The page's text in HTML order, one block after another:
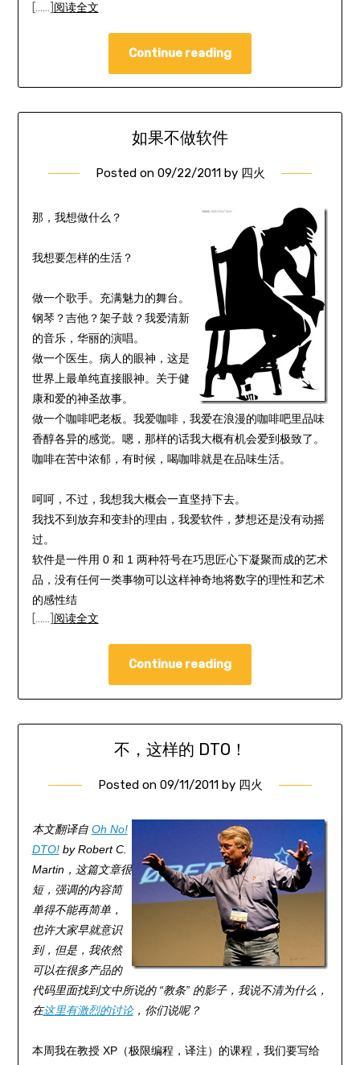
[……] 阅读全文
Continue reading
如果不做软件
Posted on 09/22/2011 by 四火
那，我想做什么？
我想要怎样的生活？
做一个歌手。充满魅力的舞台。
钢琴？吉他？架子鼓？我爱清新
的音乐，华丽的演唱。
做一个医生。病人的眼神，这是
世界上最单纯直接眼神。关于健
康和爱的神圣故事。
做一个咖啡吧老板。我爱咖啡，我爱在浪漫的咖啡吧里品味
香醇各异的感觉。嗯，那样的话我大概有机会爱到极致了。
咖啡在苦中浓郁，有时候，喝咖啡就是在品味生活。
呵呵，不过，我想我大概会一直坚持下去。
我找不到放弃和变卦的理由，我爱软件，梦想还是没有动摇
过。
软件是一件用 0 和 1 两种符号在巧思匠心下凝聚而成的艺术
品，没有任何一类事物可以这样神奇地将数字的理性和艺术
的感性结
[……] 阅读全文
Continue reading
不，这样的 DTO！
Posted on 09/11/2011by 四火
本文翻译自 Oh No!
DTO!by Robert C.
Martin，这篇文章很
短，强调的内容简
单得不能再简单，
也许大家早就意识
到，但是，我依然
可以在很多产品的
代码里面找到文中所说的 “教条” 的影子，我说不清为什么，
在这里有激烈的讨论，你们说呢？
本周我在教授 XP（极限编程，译注）的课程，我们要写给